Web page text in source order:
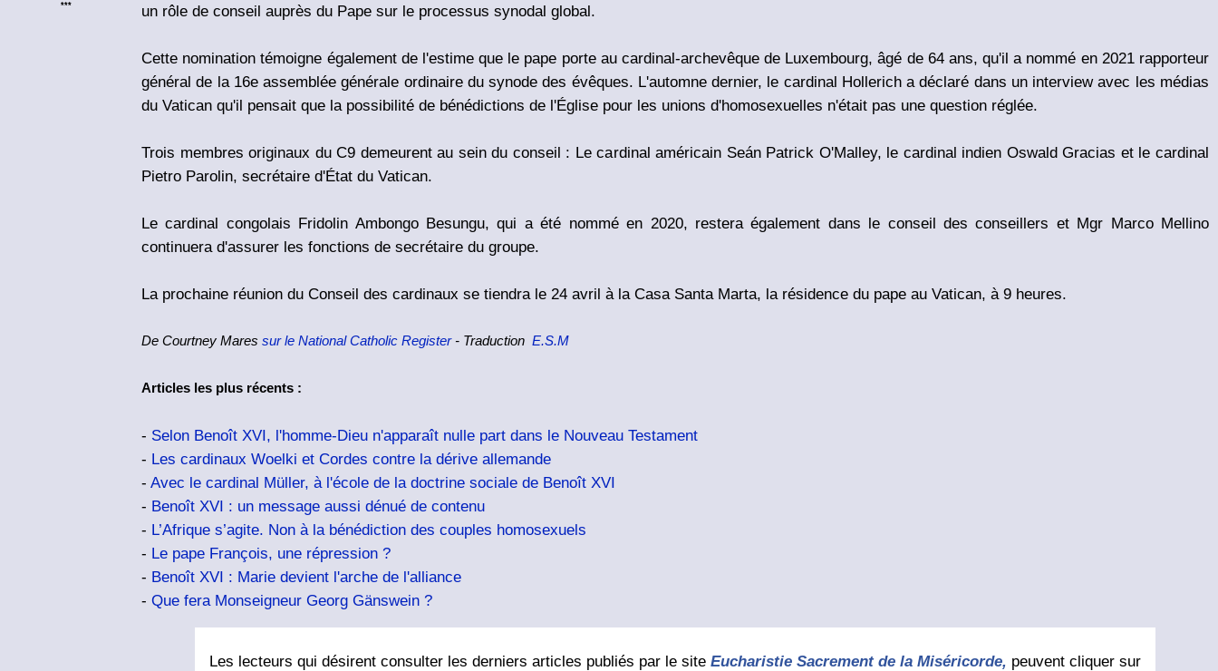
***
un rôle de conseil auprès du Pape sur le processus synodal global.
Cette nomination témoigne également de l'estime que le pape porte au cardinal-archevêque de Luxembourg, âgé de 64 ans, qu'il a nommé en 2021 rapporteur
général de la 16e assemblée générale ordinaire du synode des évêques. L'automne dernier, le cardinal Hollerich a déclaré dans un interview avec les médias
du Vatican qu'il pensait que la possibilité de bénédictions de l'Église pour les unions d'homosexuelles n'était pas une question réglée.
Trois membres originaux du C9 demeurent au sein du conseil : Le cardinal américain Seán Patrick O'Malley, le cardinal indien Oswald Gracias et le cardinal
Pietro Parolin, secrétaire d'État du Vatican.
Le cardinal congolais Fridolin Ambongo Besungu, qui a été nommé en 2020, restera également dans le conseil des conseillers et Mgr Marco Mellino
continuera d'assurer les fonctions de secrétaire du groupe.
La prochaine réunion du Conseil des cardinaux se tiendra le 24 avril à la Casa Santa Marta, la résidence du pape au Vatican, à 9 heures.
De Courtney Mares sur le National Catholic Register- Traduction E.S.M
Articles les plus récents :
- Selon Benoît XVI, l'homme-Dieu n'apparaît nulle part dans le Nouveau Testament
- Les cardinaux Woelki et Cordes contre la dérive allemande
- Avec le cardinal Müller, à l'école de la doctrine sociale de Benoît XVI
- Benoît XVI : un message aussi dénué de contenu
- L’Afrique s’agite. Non à la bénédiction des couples homosexuels
- Le pape François, une répression ?
- Benoît XVI : Marie devient l'arche de l'alliance
- Que fera Monseigneur Georg Gänswein ?
Les lecteurs qui désirent consulter les derniers articles publiés par le site Eucharistie Sacrement de la Miséricorde, peuvent cliquer sur